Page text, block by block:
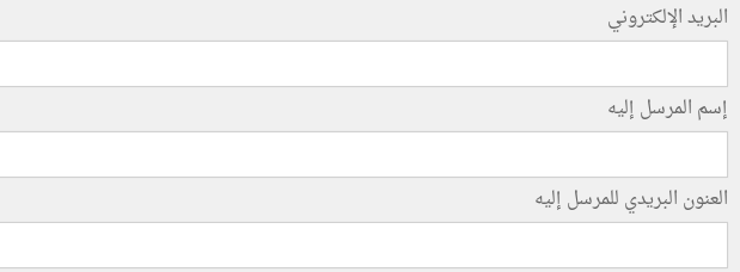
البريد الإلكتروني
إسم المرسل إليه
العنون البريدي للمرسل إليه